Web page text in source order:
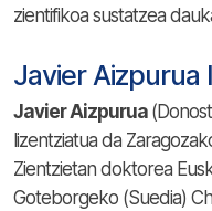
zientifikoa sustatzea
Javier Aizpurua
Javier Aizpurua
lizentziatua da
Zientzietan doktorea
Goteborgeko (Suedia)